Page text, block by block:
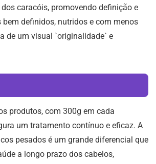
caracóis, promovendo definição e
definidos, nutridos e com menos
de um visual `originalidade` e
produtos, com 300g em cada
um tratamento contínuo e eficaz. A
pesados é um grande diferencial que
a longo prazo dos cabelos,